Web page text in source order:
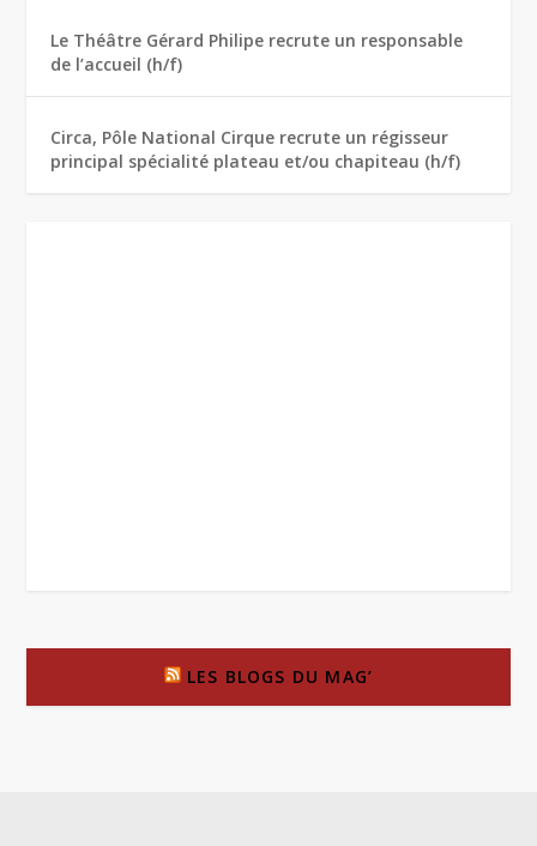
Le Théâtre Gérard Philipe recrute un responsable
de l’accueil (h/f)
Circa, Pôle National Cirque recrute un régisseur
principal spécialité plateau et/ou chapiteau (h/f)
LES BLOGS DU MAG’